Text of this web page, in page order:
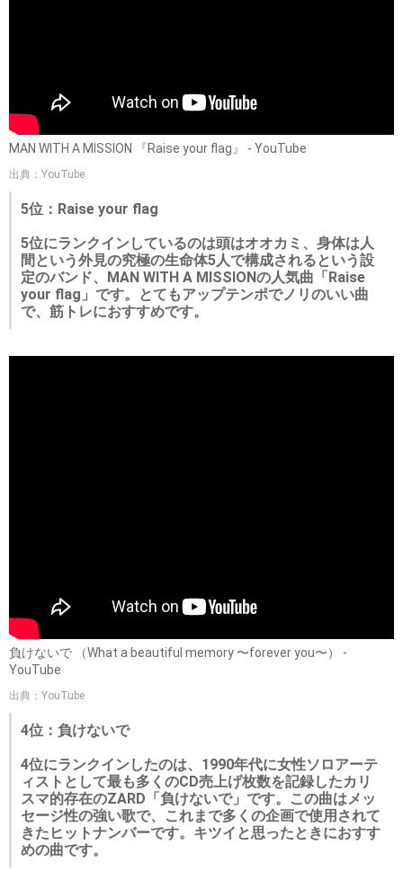
MAN WITH A MISSION 『Raise your flag』 - YouTube
出典：YouTube
5位：Raise your flag
5位にランクインしているのは頭はオオカミ、身体は人
間という外見の究極の生命体5人で構成されるという設
定のバンド、MAN WITH A MISSIONの人気曲「Raise
your flag」です。とてもアップテンポでノリのいい曲
で、筋トレにおすすめです。
負けないで （What a beautiful memory 〜forever you〜） -
YouTube
出典：YouTube
4位：負けないで
4位にランクインしたのは、1990年代に女性ソロアーテ
ィストとして最も多くのCD売上げ枚数を記録したカリ
スマ的存在のZARD「負けないで」です。この曲はメッ
セージ性の強い歌で、これまで多くの企画で使用されて
きたヒットナンバーです。キツイと思ったときにおすす
めの曲です。